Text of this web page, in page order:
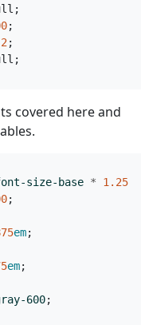
;
;
;
;
covered here and
size-base * 1 .25
;
em;
em;
600;